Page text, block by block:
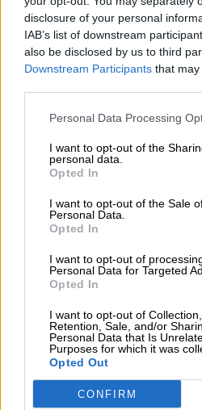
disclosure of your personal
IAB’s list of downstream
also be disclosed by us to third
Downstream Participants that
Personal Data Processing
I want to opt-out of the
personal data.
Opted In
I want to opt-out of the Sale
Personal Data.
Opted In
I want to opt-out of
Personal Data for Targeted
Opted In
I want to opt-out of Collection,
Retention, Sale, and/or
Personal Data that Is
Purposes for which it was
Opted Out
CONFIRM
estima necesario
movilidad en la comunidad
propagación del virus, que
presentauna incidencia
jóvenes”.
test de coronavirus
farmacias
Sociedad Sanidad
control del coronavirus
NOTICIAS